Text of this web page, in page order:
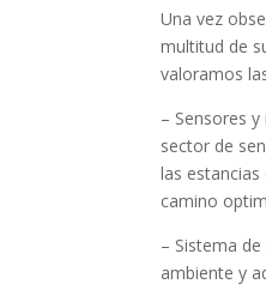
Una vez
multitud de
valoramos
– Sensores
sector de
las
camino
– Sistema
ambiente y